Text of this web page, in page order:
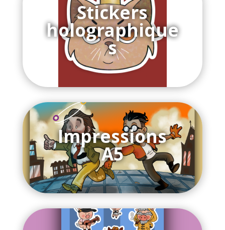
Stickers
holographique
s
Impressions
A5